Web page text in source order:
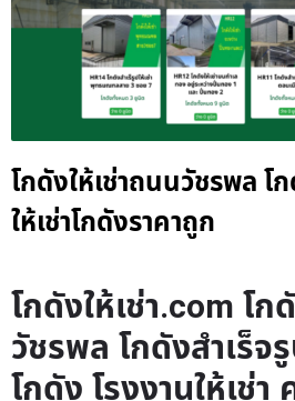
โกดังให้เช่าถนนวัชรพล โก
ให้เช่าโกดังราคาถูก
โกดังให้เช่า.com โก
วัชรพล โกดังสำเร็จรู
โกดัง โรงงานให้เช่า